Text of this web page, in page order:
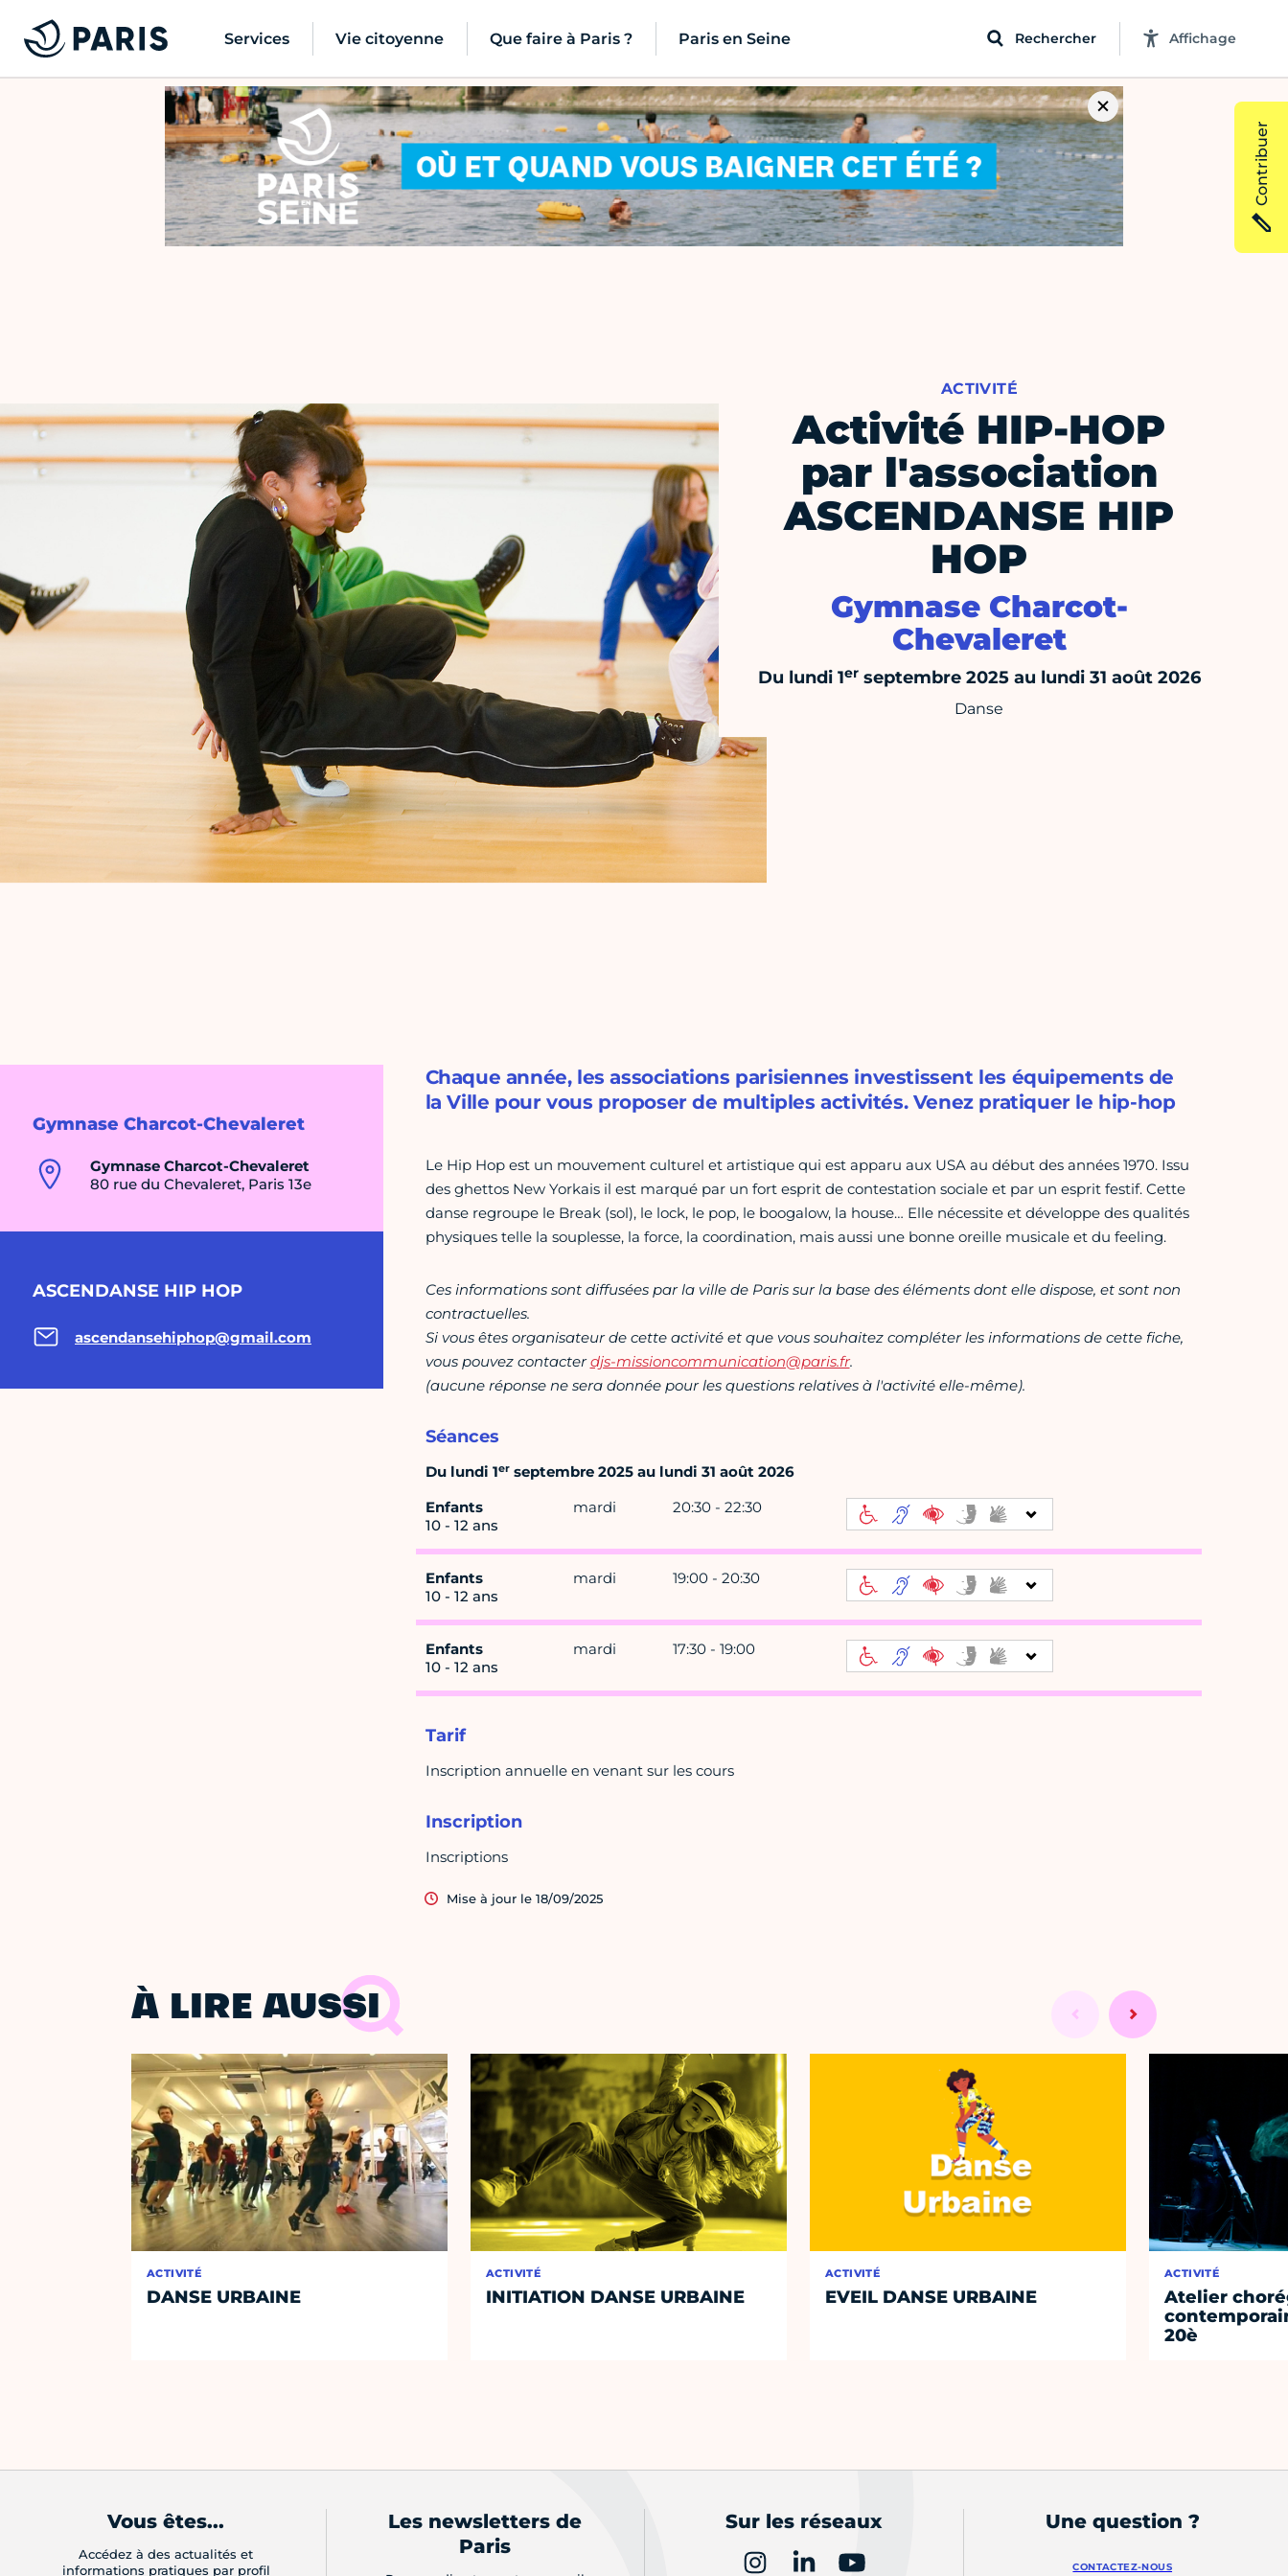
Services Vie citoyenne Que faire à Paris ? Paris en Seine Rechercher Affichage
ACTIVITÉ
Activité HIP-HOP
par l'association
ASCENDANSE HIP
HOP
Gymnase Charcot-
Chevaleret
Du lundi 1erseptembre 2025 au lundi 31 août 2026
Danse
Gymnase Charcot-Chevaleret
Gymnase Charcot-Chevaleret
80 rue du Chevaleret, Paris 13e
ASCENDANSE HIP HOP
ascendansehiphop@gmail.com
Chaque année, les associations parisiennes investissent les équipements de
la Ville pour vous proposer de multiples activités. Venez pratiquer le hip-hop
Le Hip Hop est un mouvement culturel et artistique qui est apparu aux USA au début des années 1970. Issu
des ghettos New Yorkais il est marqué par un fort esprit de contestation sociale et par un esprit festif. Cette
danse regroupe le Break (sol), le lock, le pop, le boogalow, la house… Elle nécessite et développe des qualités
physiques telle la souplesse, la force, la coordination, mais aussi une bonne oreille musicale et du feeling.
Ces informations sont diffusées par la ville de Paris sur la base des éléments dont elle dispose, et sont non
contractuelles.
Si vous êtes organisateur de cette activité et que vous souhaitez compléter les informations de cette fiche,
vous pouvez contacterdjs-missioncommunication@paris.fr.
(aucune réponse ne sera donnée pour les questions relatives à l'activité elle-même).
Séances
Du lundi 1erseptembre 2025 au lundi 31 août 2026
Enfants
10 - 12 ans
mardi 20:30 - 22:30
Enfants
10 - 12 ans
mardi 19:00 - 20:30
Enfants
10 - 12 ans
mardi 17:30 - 19:00
Tarif
Inscription annuelle en venant sur les cours
Inscription
Inscriptions
Mise à jour le 18/09/2025
À LIRE AUSSI
ACTIVITÉ
DANSE URBAINE
ACTIVITÉ
INITIATION DANSE URBAINE
ACTIVITÉ
EVEIL DANSE URBAINE
ACTIVITÉ
Atelier
20è
Contribuer
Vous êtes...
Accédez à des actualités et
informations pratiques par profil
Les newsletters de
Paris
Sur les réseaux Une question ?
CONTACTEZ-NOUS